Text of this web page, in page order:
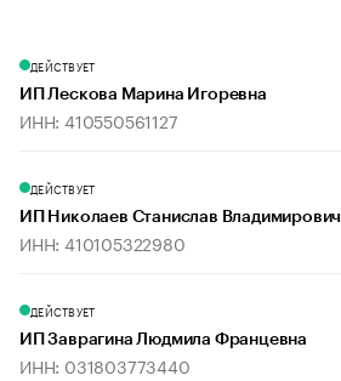
ДЕЙСТВУЕТ
ИП Лескова Марина Игоревна
ИНН: 410550561127
ДЕЙСТВУЕТ
ИП Николаев Станислав Владимирович
ИНН: 410105322980
ДЕЙСТВУЕТ
ИП Заврагина Людмила Францевна
ИНН: 031803773440